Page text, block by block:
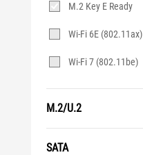
M.2 Key E Ready
Wi-Fi 6E (802.11ax)
Wi-Fi 7 (802.11be)
M.2/U.2
SATA